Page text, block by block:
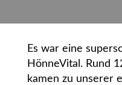
Es war eine
HönneVital. Rund
kamen zu unserer